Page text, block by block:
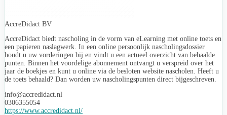
AccreDidact BV
AccreDidact biedt nascholing in de vorm van eLearning met online toets en
een papieren naslagwerk. In een online persoonlijk nascholingsdossier
houdt u uw vorderingen bij en vindt u een actueel overzicht van behaalde
punten. Binnen het voordelige abonnement ontvangt u verspreid over het
jaar de boekjes en kunt u online via de besloten website nascholen. Heeft u
de toets behaald? Dan worden uw nascholingspunten direct bijgeschreven.
info@accredidact.nl
0306355054
https://www.accredidact.nl/